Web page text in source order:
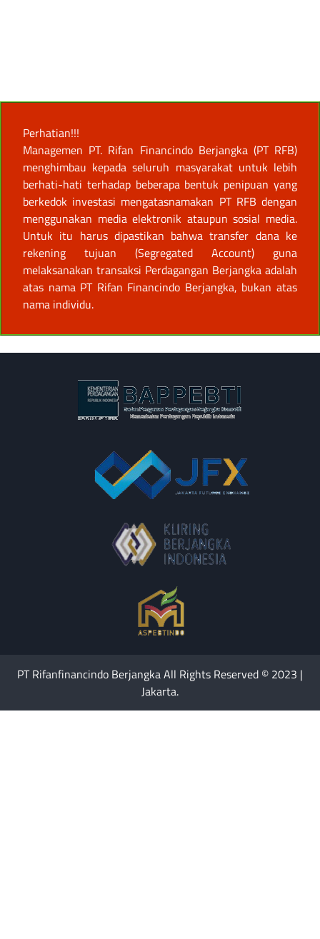
Perhatian!!!
Managemen PT. Rifan Financindo Berjangka (PT RFB)
menghimbau kepada seluruh masyarakat untuk lebih
berhati-hati terhadap beberapa bentuk penipuan yang
berkedok investasi mengatasnamakan PT RFB dengan
menggunakan media elektronik ataupun sosial media.
Untuk itu harus dipastikan bahwa transfer dana ke
rekening tujuan (Segregated Account) guna
melaksanakan transaksi Perdagangan Berjangka adalah
atas nama PT Rifan Financindo Berjangka, bukan atas
nama individu.
PT Rifanfinancindo Berjangka All Rights Reserved © 2023 |
Jakarta.